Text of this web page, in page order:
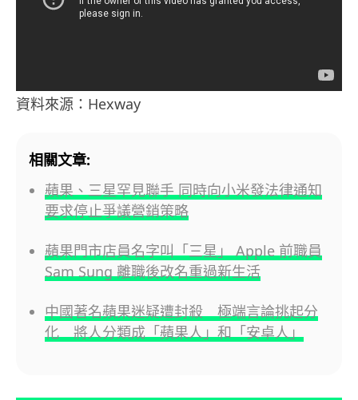
資料來源：Hexway
相關文章:
蘋果、三星罕見聯手 同時向小米發法律通知
要求停止爭議營銷策略
蘋果門市店員名字叫「三星」 Apple 前職員
Sam Sung 離職後改名重過新生活
中國著名蘋果迷疑遭封殺 極端言論挑起分
化 將人分類成「蘋果人」和「安卓人」